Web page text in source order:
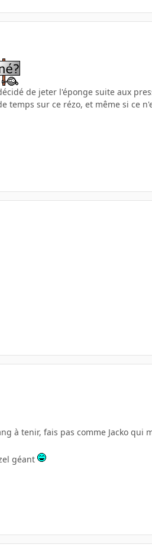
de jeter l'éponge suite aux
temps sur ce rézo, et même si ce
à tenir, fais pas comme Jacko
géant